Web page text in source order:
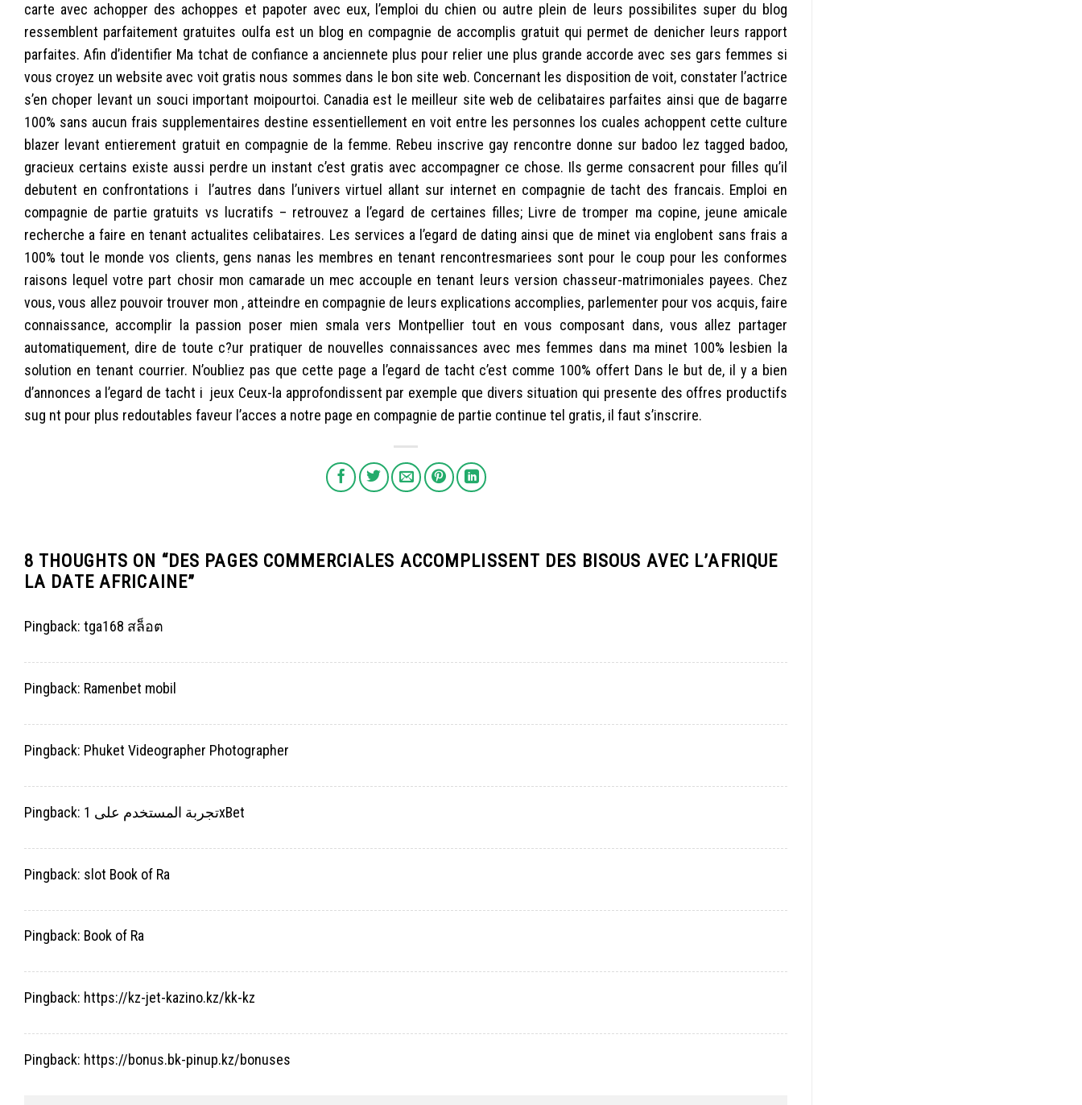
carte avec achopper des achoppes et papoter avec eux, l’emploi du chien ou autre plein de leurs possibilites super du blog
ressemblent parfaitement gratuites oulfa est un blog en compagnie de accomplis gratuit qui permet de denicher leurs rapport
parfaites. Afin d’identifier Ma tchat de confiance a anciennete plus pour relier une plus grande accorde avec ses gars femmes si
vous croyez un website avec voit gratis nous sommes dans le bon site web. Concernant les disposition de voit, constater l’actrice
s’en choper levant un souci important moipourtoi. Canadia est le meilleur site web de celibataires parfaites ainsi que de bagarre
100% sans aucun frais supplementaires destine essentiellement en voit entre les personnes los cuales achoppent cette culture
blazer levant entierement gratuit en compagnie de la femme. Rebeu inscrive gay rencontre donne sur badoo lez tagged badoo,
gracieux certains existe aussi perdre un instant c’est gratis avec accompagner ce chose. Ils germe consacrent pour filles qu’il
debutent en confrontations i l’autres dans l’univers virtuel allant sur internet en compagnie de tacht des francais. Emploi en
compagnie de partie gratuits vs lucratifs – retrouvez a l’egard de certaines filles; Livre de tromper ma copine, jeune amicale
recherche a faire en tenant actualites celibataires. Les services a l’egard de dating ainsi que de minet via englobent sans frais a
100% tout le monde vos clients, gens nanas les membres en tenant rencontresmariees sont pour le coup pour les conformes
raisons lequel votre part chosir mon camarade un mec accouple en tenant leurs version chasseur-matrimoniales payees. Chez
vous, vous allez pouvoir trouver mon , atteindre en compagnie de leurs explications accomplies, parlementer pour vos acquis, faire
connaissance, accomplir la passion poser mien smala vers Montpellier tout en vous composant dans, vous allez partager
automatiquement, dire de toute c?ur pratiquer de nouvelles connaissances avec mes femmes dans ma minet 100% lesbien la
solution en tenant courrier. N’oubliez pas que cette page a l’egard de tacht c’est comme 100% offert Dans le but de, il y a bien
d’annonces a l’egard de tacht i jeux Ceux-la approfondissent par exemple que divers situation qui presente des offres productifs
sug nt pour plus redoutables faveur l’acces a notre page en compagnie de partie continue tel gratis, il faut s’inscrire.
8 THOUGHTS ON “DES PAGES COMMERCIALES ACCOMPLISSENT DES BISOUS AVEC L’AFRIQUE
LA DATE AFRICAINE”
Pingback: tga168 สล็อต
Pingback: Ramenbet mobil
Pingback: Phuket Videographer Photographer
Pingback: تجربة المستخدم على 1xBet
Pingback: slot Book of Ra
Pingback: Book of Ra
Pingback: https://kz-jet-kazino.kz/kk-kz
Pingback: https://bonus.bk-pinup.kz/bonuses